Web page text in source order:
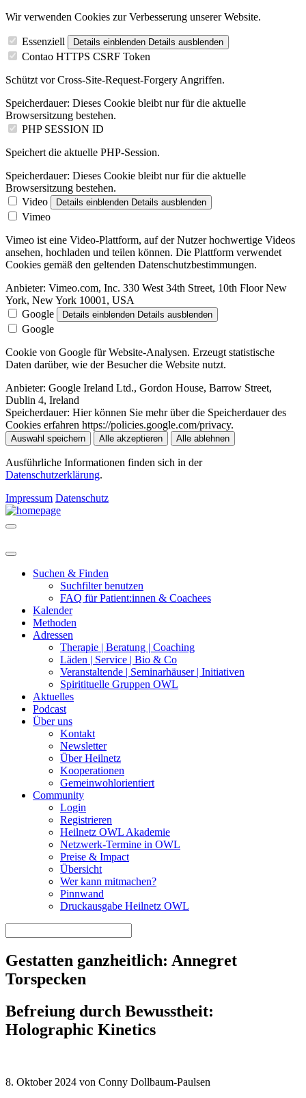
Wir verwenden Cookies zur Verbesserung unserer Website.
Essenziell Details einblenden Details ausblenden
Contao HTTPS CSRF Token
Schützt vor Cross-Site-Request-Forgery Angriffen.
Speicherdauer: Dieses Cookie bleibt nur für die aktuelle
Browsersitzung bestehen.
PHP SESSION ID
Speichert die aktuelle PHP-Session.
Speicherdauer: Dieses Cookie bleibt nur für die aktuelle
Browsersitzung bestehen.
Video
Details einblenden Details ausblenden
Vimeo
Vimeo ist eine Video-Plattform, auf der Nutzer hochwertige Videos
ansehen, hochladen und teilen können. Die Plattform verwendet
Cookies gemäß den geltenden Datenschutzbestimmungen.
Anbieter: Vimeo.com, Inc. 330 West 34th Street, 10th Floor New
York, New York 10001, USA
Google
Details einblenden Details ausblenden
Google
Cookie von Google für Website-Analysen. Erzeugt statistische
Daten darüber, wie der Besucher die Website nutzt.
Anbieter: Google Ireland Ltd., Gordon House, Barrow Street,
Dublin 4, Ireland
Speicherdauer: Hier können Sie mehr über die Speicherdauer des
Cookies erfahren https://policies.google.com/privacy.
Auswahl speichern Alle akzeptieren Alle ablehnen
Ausführliche Informationen finden sich in der
Datenschutzerklärung.
Impressum Datenschutz
Suchen & Finden
Suchfilter benutzen
FAQ für Patient:innen & Coachees
Kalender
Methoden
Adressen
Therapie | Beratung | Coaching
Läden | Service | Bio & Co
Veranstaltende | Seminarhäuser | Initiativen
Spiritituelle Gruppen OWL
Aktuelles
Podcast
Über uns
Kontakt
Newsletter
Über Heilnetz
Kooperationen
Gemeinwohlorientiert
Community
Login
Registrieren
Heilnetz OWL Akademie
Netzwerk-Termine in OWL
Preise & Impact
Übersicht
Wer kann mitmachen?
Pinnwand
Druckausgabe Heilnetz OWL
Gestatten ganzheitlich: Annegret
Torspecken
Befreiung durch Bewusstheit:
Holographic Kinetics
8. Oktober 2024 von Conny Dollbaum-Paulsen